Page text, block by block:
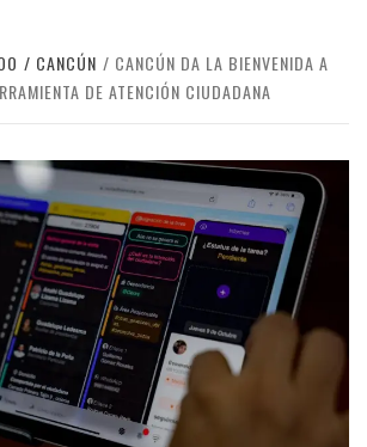
CANCÚN
CANCÚN DA LA BIENVENIDA A
DE ATENCIÓN CIUDADANA